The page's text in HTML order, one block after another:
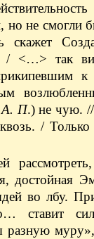
не смогли
скажет
/ <…> так
А. П.) не чую.
/
достойная
во лбу.
ставит
разную